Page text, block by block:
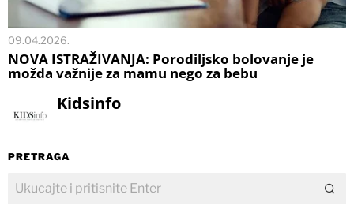
09.04.2026.
NOVA ISTRAŽIVANJA: Porodiljsko bolovanje je
možda važnije za mamu nego za bebu
Kidsinfo
PRETRAGA